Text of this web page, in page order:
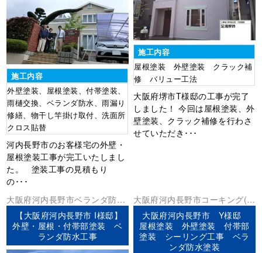
施工内容
外壁塗装、屋根塗装、付帯塗装、
雨樋交換、ベランダ防水、雨漏り
修繕、物干し竿掛け取付、洗面所
クロス貼替
河内長野市のお客様宅の外壁・
屋根塗装工事が完工いたしまし
た。 塗装工事の見積もり
の･･･
施工内容
屋根塗装 外壁塗装 クラック補
修 バリュー工法
大阪府堺市T様邸の工事が完了
しました！ 今回は屋根塗装、外
壁塗装、クラック補修を行わさ
せていただき･･･
大阪府河内長野市ベランダ防水
外壁塗装 屋根塗装
【大阪府河内長野市 I様邸】
外壁・屋根・付帯部塗装 ベ
ランダ防水工事
大阪府河内長野市コーキング(シ
ーリング)ベランダ防水外壁塗装
屋根塗装防水工事
大阪府河内長野市 Y様邸
屋根塗装 外壁塗装 付帯部
塗装 シーリング工事 ベラ
ンダ防水塗装